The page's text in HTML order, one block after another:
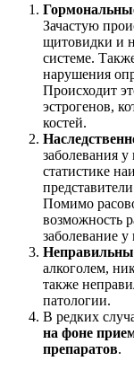
Зачастую
щитовидки и
системе.
нарушения
Происходит
эстрогенов,
костей.
заболевания
статистике
Помимо
возможность
заболевание у
алкоголем,
также
патологии.
В редких
на фоне
препаратов.